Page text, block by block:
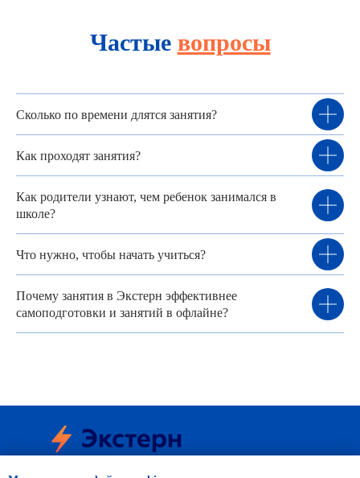
Частые вопросы
Сколько по времени длятся занятия?
Как проходят занятия?
Как родители узнают, чем ребенок занимался в
школе?
Что нужно, чтобы начать учиться?
Почему занятия в Экстерн эффективнее
самоподготовки и занятий в офлайне?